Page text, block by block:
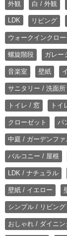
外観 白 / 外観
LDK リビング
ウォークインクロー
螺旋階段 ガレー
音楽室 壁紙
サニタリー / 洗面所
トイレ / 窓 トイ
クローゼット パ
中庭 / ガーデンファ
バルコニー / 屋根
LDK / ナチュラル
壁紙 / イエロー
シンプル / リビング
おしゃれ / ダイニン